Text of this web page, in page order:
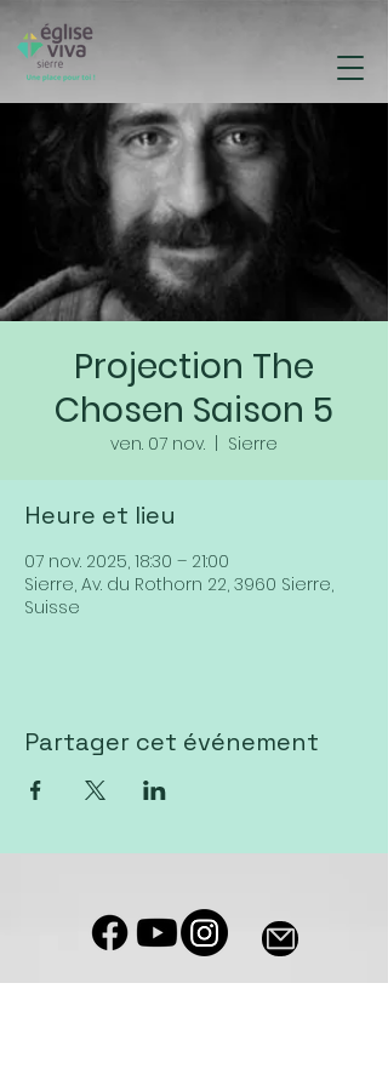
Projection The
Chosen Saison 5
ven. 07 nov. Sierre
Heure et lieu
07 nov. 2025, 18:30 – 21:00
Sierre, Av. du Rothorn 22, 3960 Sierre,
Suisse
Partager cet événement